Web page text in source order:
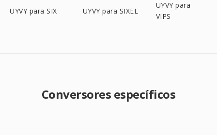
UYVY para SIX UYVY para SIXEL
UYVY para
VIPS
Conversores específicos